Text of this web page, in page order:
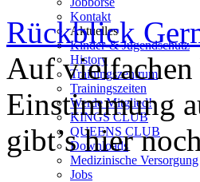
Kontakt
Aktuelles
Kinder-& Jugendschutz
History
Trainingszentrum
Trainingszeiten
Werde Mitglied!
KINGS CLUB
QUEENS CLUB
Downloads
Medizinische Versorgung
Jobs
Rückblick
Auf vielfachen
Einstimmung
gibt’s hier